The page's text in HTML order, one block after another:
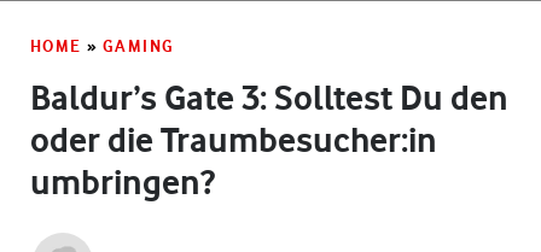
HOME » GAMING
Baldur’s Gate 3: Solltest Du den
oder die Traumbesucher:in
umbringen?